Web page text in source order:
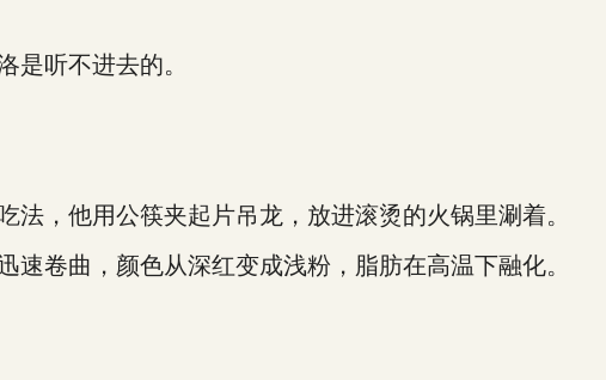
听不进去的。
，他用公筷夹起片吊龙，放进滚烫的火锅里涮着。
卷曲，颜色从深红变成浅粉，脂肪在高温下融化。